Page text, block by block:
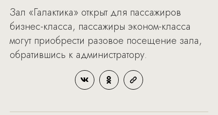
Зал «Галактика» открыт для пассажиров
бизнес-класса, пассажиры эконом-класса
могут приобрести разовое посещение зала,
обратившись к администратору.